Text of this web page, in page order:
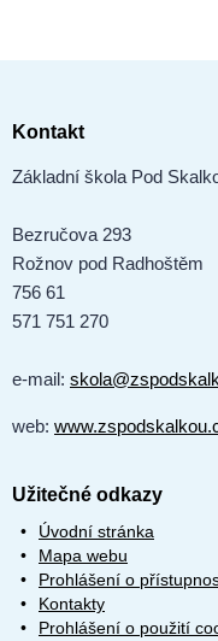
Kontakt
Základní škola Pod
Bezručova 293
Rožnov pod Radhoštěm
756 61
571 751 270
e-mail:
web:
Užitečné odkazy
Úvodní stránka
Mapa webu
Prohlášení o
Kontakty
Prohlášení o použití